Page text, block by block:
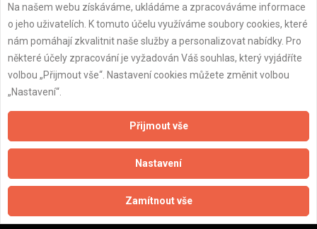
Důležité informace
Naše firmy a řemeslníci
Zásady pro používání souborů cookie
Obchodní podmínky (zprostředkování)
Obchodní podmínky (rozpočtování)
Reference
Naše excelové tabulky online
Naše služby
Na našem webu získáváme, ukládáme a zpracováváme informace
o jeho uživatelích. K tomuto účelu využíváme soubory cookies, které
nám pomáhají zkvalitnit naše služby a personalizovat nabídky. Pro
některé účely zpracování je vyžadován Váš souhlas, který vyjádříte
volbou „Přijmout vše“. Nastavení cookies můžete změnit volbou
„Nastavení“.
Přijmout vše
Nastavení
Zamítnout vše